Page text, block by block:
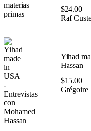
$24.00
Raf
Yihad
Hassan
$15.00
Grégoire